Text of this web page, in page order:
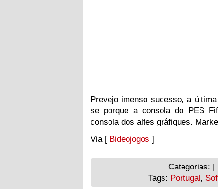
Prevejo imenso sucesso, a
se porque a consola doPES
consola dos altes gráfiques.
Via [ Bideojogos ]
Categorias: |
Tags: Portugal ,